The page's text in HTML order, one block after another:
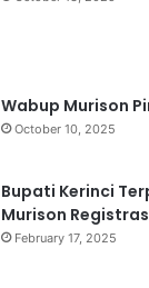
Wabup Murison
October 10, 2025
Bupati Kerinci
Murison
February 17, 2025